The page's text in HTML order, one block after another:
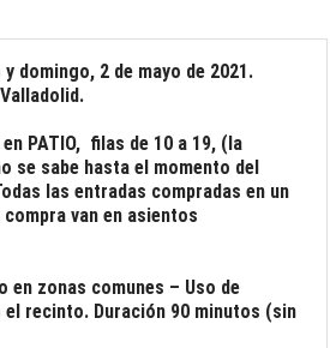
y domingo, 2 de mayo de 2021.
PATIO, filas de 10 a 19, (la
se sabe hasta el momento del
las entradas compradas en un
van en asientos
en zonas comunes – Uso de
recinto. Duración 90 minutos (sin